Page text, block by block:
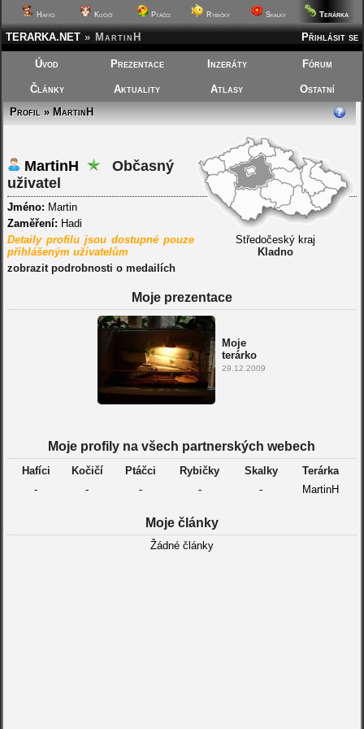
Hafíci Kočičí Ptáčci Rybičky Skalky Terárka
Přihlásit se
TERARKA.NET » MartinH
Úvod Prezentace Inzeráty Fórum
Články Aktuality Atlasy
Ostatní
Profil » MartinH
Středočeský kraj
Kladno
MartinH
Občasný
uživatel
Jméno: Martin
Zaměření: Hadi
Detaily profilu jsou dostupné pouze
přihlášeným uživatelům
zobrazit podrobnosti o medailích
Moje prezentace
Moje
terárko
29.12.2009
Moje profily na všech partnerských webech
Hafíci Kočičí Ptáčci Rybičky Skalky
Terárka
-
- - - - MartinH
Moje články
Žádné články